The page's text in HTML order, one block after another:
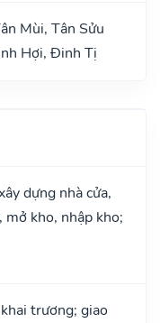
Mùi, Tân Sửu
Hợi, Đinh Tị
dựng nhà cửa,
kho, nhập kho;
trương; giao